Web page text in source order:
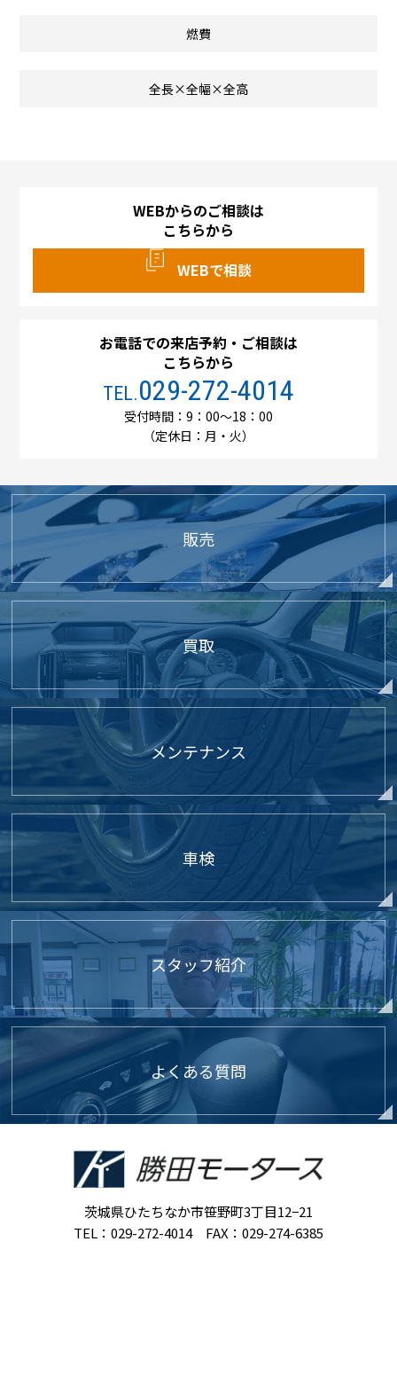
燃費
全長×全幅×全高
WEBからのご相談は
こちらから
WEBで相談
お電話での来店予約・ご相談は
こちらから
TEL.029-272-4014
受付時間：9：00～18：00
（定休日：月・火）
販売
買取
メンテナンス
車検
スタッフ紹介
よくある質問
茨城県ひたちなか市笹野町3丁目12−21
TEL：029-272-4014 FAX：029-274-6385